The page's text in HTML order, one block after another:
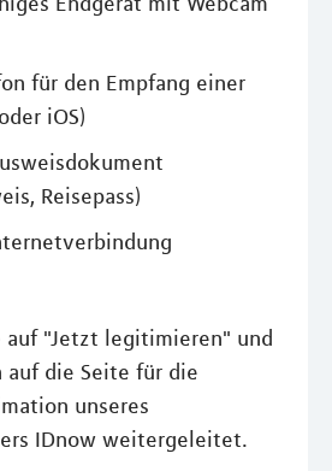
für den Empfang einer
iOS)
Reisepass)
auf "Jetzt legitimieren" und
auf die Seite für die
unseres
IDnow weitergeleitet.